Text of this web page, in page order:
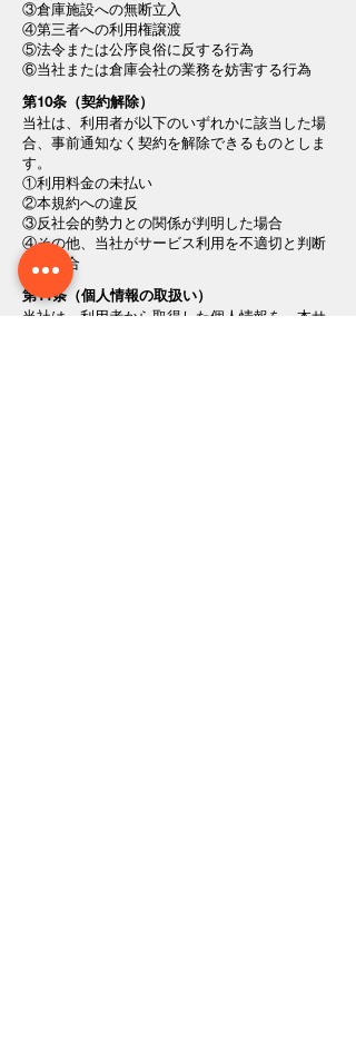
③倉庫施設への無断立入
④第三者への利用権譲渡
⑤法令または公序良俗に反する行為
⑥当社または倉庫会社の業務を妨害する行為
第10条（契約解除）
当社は、利用者が以下のいずれかに該当した場
合、事前通知なく契約を解除できるものとしま
す。
①利用料金の未払い
②本規約への違反
③反社会的勢力との関係が判明した場合
④その他、当社がサービス利用を不適切と判断
した場合
第11条（個人情報の取扱い）
当社は、利用者から取得した個人情報を、本サ